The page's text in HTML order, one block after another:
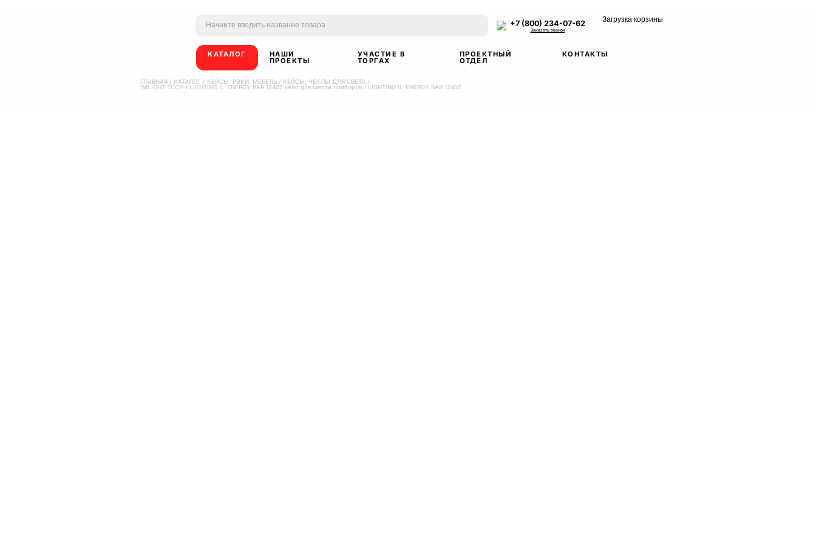
+7 (800) 234-07-62
Заказать звонок
Загрузка корзины
КАТАЛОГ НАШИ
ПРОЕКТЫ
УЧАСТИЕ В
ТОРГАХ
ПРОЕКТНЫЙ
ОТДЕЛ
КОНТАКТЫ
ГЛАВНАЯ / КАТАЛОГ / КЕЙСЫ, РЭКИ, МЕБЕЛЬ / КЕЙСЫ, ЧЕХЛЫ ДЛЯ СВЕТА /
IMLIGHT TCC9-I LIGHTING IL-ENERGY BAR 1240Z кейс для шести приборов I LIGHTING IL-ENERGY BAR 1240Z